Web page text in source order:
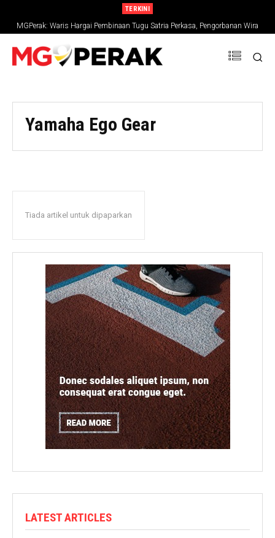
TERKINI
MGPerak: Waris Hargai Pembinaan Tugu Satria Perkasa, Pengorbanan Wira
Negara Terus Dikenang
Yamaha Ego Gear
Tiada artikel untuk dipaparkan
LATEST ARTICLES